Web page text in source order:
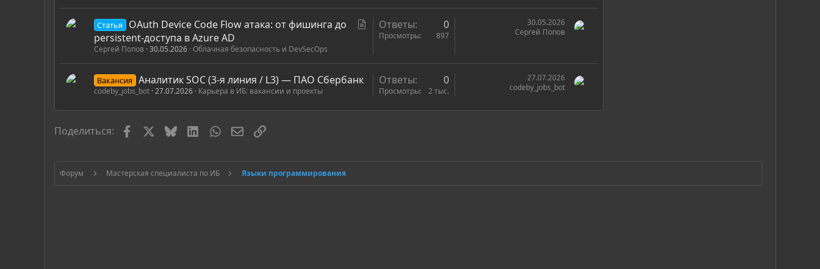
ь
т
Статья
OAuth Device Code Flow атака: от фишинга до
persistent-доступа в Azure AD
Сергей Попов 30.05.2026 Облачная безопасность и DevSecOps
Ответы 0
Просмотры 897
30.05.2026
Сергей Попов
Вакансия Аналитик SOC (3-я линия / L3) — ПАО Сбербанк
codeby_jobs_bot 27.07.2026 Карьера в ИБ: вакансии и проекты
Ответы 0
Просмотры 2 тыс.
27.07.2026
codeby_jobs_bot
Поделиться: FacebookBlueskyLinkedInWhatsAppЭлектронная почта
Ссылка
Форум Мастерская специалиста по ИБ Языки программирования